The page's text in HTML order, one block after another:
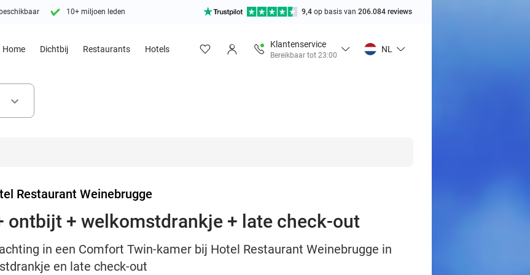
10+ miljoen leden 9,4 op basis van 206.084 reviews
Home Dichtbij Restaurants Hotels
Klantenservice
Bereikbaar tot 23:00
NL
keyboard_arrow_down
Restaurant Weinebrugge
ontbijt + welkomstdrankje + late check-out
in een Comfort Twin-kamer bij Hotel Restaurant Weinebrugge in
en late check-out